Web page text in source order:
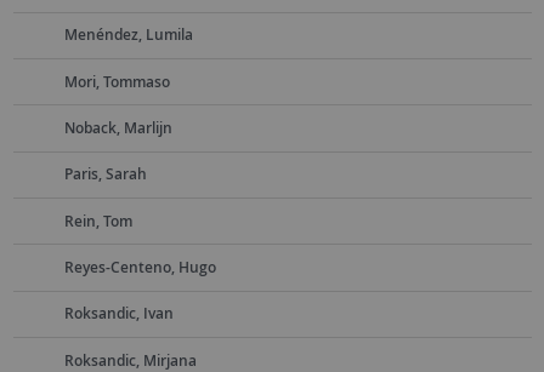
Menéndez, Lumila
Mori, Tommaso
Noback, Marlijn
Paris, Sarah
Rein, Tom
Reyes-Centeno, Hugo
Roksandic, Ivan
Roksandic, Mirjana